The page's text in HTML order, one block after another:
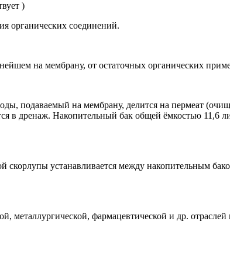
)
органических соединений.
на мембрану, от остаточных органических
подаваемый на мембрану, делится на пермеат
в дренаж. Накопительный бак общей ёмкостью 11,6
устанавливается между накопительным
металлургической, фармацевтической и др.